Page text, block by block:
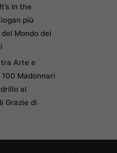
in the
più
Mondo dei
Arte e
Madonnari
al
Grazie di